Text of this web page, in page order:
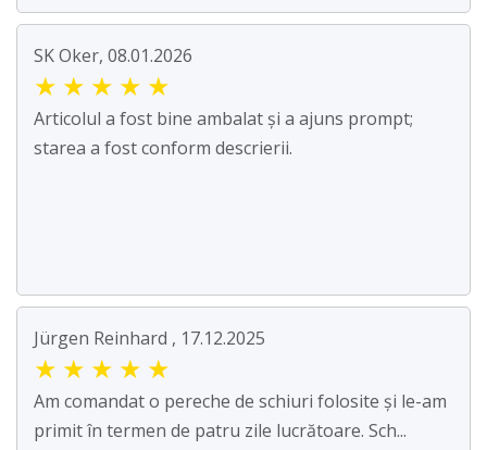
SK Oker, 08.01.2026
★ ★ ★ ★ ★
Articolul a fost bine ambalat și a ajuns prompt;
starea a fost conform descrierii.
Jürgen Reinhard , 17.12.2025
★ ★ ★ ★ ★
Am comandat o pereche de schiuri folosite și le-am
primit în termen de patru zile lucrătoare. Sch...